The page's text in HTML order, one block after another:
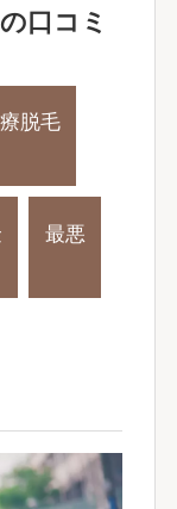
口コミ
脱毛
最悪